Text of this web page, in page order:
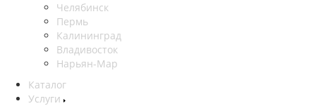
Челябинск
Пермь
Калининград
Владивосток
Нарьян-Мар
Каталог
Услуги